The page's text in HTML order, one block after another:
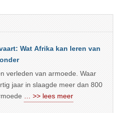
Wat Afrika kan leren van
verleden van armoede. Waar
jaar in slaagde meer dan 800
… >> lees meer